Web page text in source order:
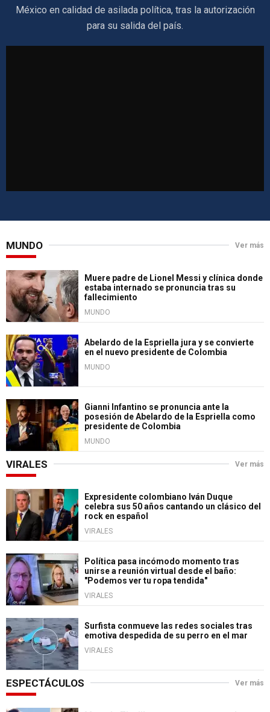
México en calidad de asilada política, tras la autorización
para su salida del país.
MUNDO Ver más
Muere padre de Lionel Messi y clínica donde
estaba internado se pronuncia tras su
fallecimiento
MUNDO
Abelardo de la Espriella jura y se convierte
en el nuevo presidente de Colombia
MUNDO
Gianni Infantino se pronuncia ante la
posesión de Abelardo de la Espriella como
presidente de Colombia
MUNDO
VIRALES Ver más
Expresidente colombiano Iván Duque
celebra sus 50 años cantando un clásico del
rock en español
VIRALES
Política pasa incómodo momento tras
unirse a reunión virtual desde el baño:
"Podemos ver tu ropa tendida"
VIRALES
Surfista conmueve las redes sociales tras
emotiva despedida de su perro en el mar
VIRALES
ESPECTÁCULOS Ver más